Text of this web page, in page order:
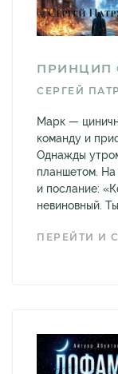
ПРИНЦИП
СЕРГЕЙ
Марк —
команду и
Однажды
планшетом.
и послание:
невиновный.
ПЕРЕЙТИ И